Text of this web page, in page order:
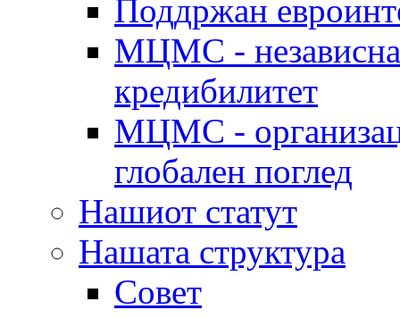
Поддржан
МЦМС - независна
кредибилитет
МЦМС -
глобален поглед
Нашиот статут
Нашата структура
Совет